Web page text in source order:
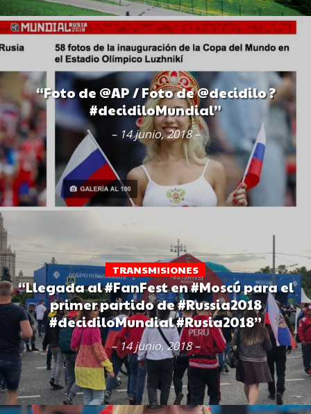
“Foto de @AP / Foto de @decidilo ?
#decidiloMundial”
– 14 junio, 2018 –
TRANSMISIONES
“Llegada al #FanFest en #Moscú para el
primer partido de #Russia2018
#decidiloMundial #Rusia2018”
– 14 junio, 2018 –